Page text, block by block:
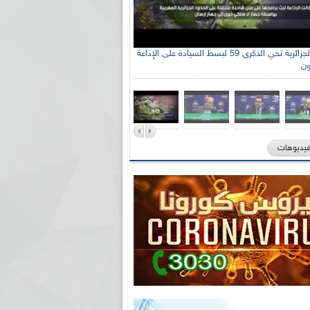
الإذاعة الجزائرية تحي الذكرى 59 لبسط السيادة على الإذاعة